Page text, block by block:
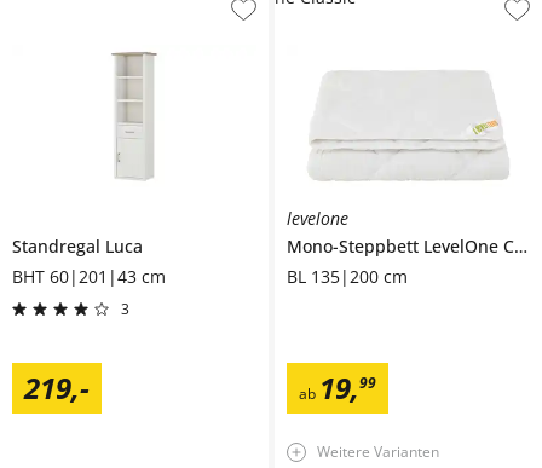
Standregal Luca
BHT 60|201|43 cm
3
219,-
levelone
Mono-Steppbett LevelOne Classic
BL 135|200 cm
ab 19,99
Weitere Varianten